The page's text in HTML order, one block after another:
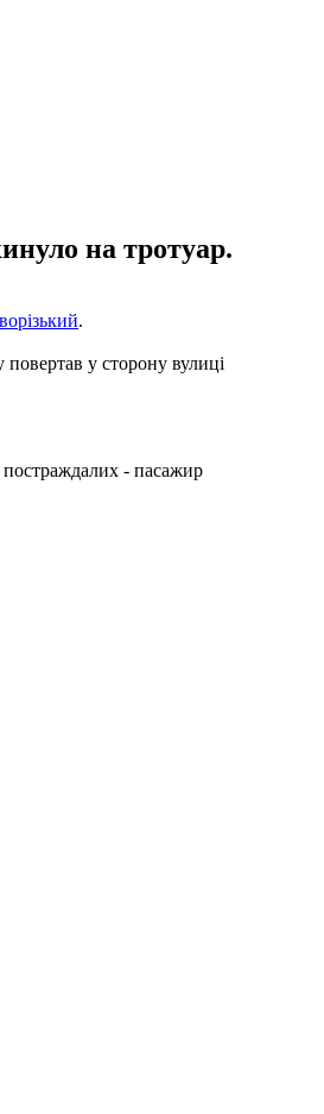
на тротуар.
.
у сторону вулиці
постраждалих - пасажир